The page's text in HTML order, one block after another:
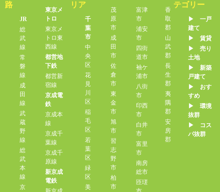
路
JR
総
武
線
常
磐
線
成
田
線
武
蔵
野
線
総
武
本
線
京
東京メ
トロ
東京メ
トロ東
西線
都営地
下鉄
都営新
宿線
京成電
鉄
京成本
線
京成千
葉線
京成千
原線
新京成
電鉄
リア
千
葉
市
中
央
区
花
見
川
区
稲
毛
区
若
葉
区
緑
区
美
茂
原
市
成
田
市
佐
倉
市
東
金
市
旭
市
習
志
野
市
柏
市
富津
市
浦安
市
四街
道市
袖ケ
浦市
八街
市
印西
市
白井
市
富里
市
南房
総市
匝瑳
香
取
郡
山
武
郡
長
生
郡
夷
隅
郡
安
房
郡
テゴリー
▶︎ 一戸
建て
▶︎ 賃貸
▶︎ 売り
土地
▶︎ 新築
戸建て
▶︎ おす
すめ
▶︎ 環境
抜群
▶︎ コス
パ抜群